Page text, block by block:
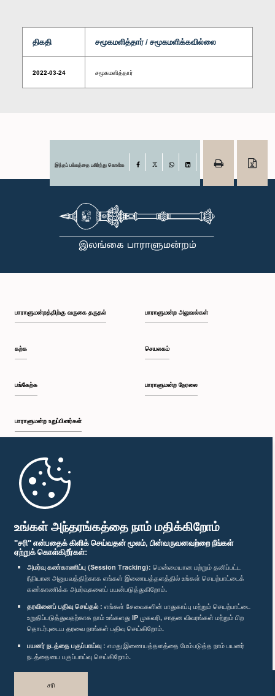
உங்கள் அந்தரங்கத்தை நாம் மதிக்கிறோம்
"சரி" என்பதைக் கிளிக் செய்வதன் மூலம், பின்வருவனவற்றை நீங்கள்
ஏற்றுக் கொள்கிறீர்கள்:
அமர்வு கண்காணிப்பு (Session Tracking): மென்மையான மற்றும் தனிப்பட்ட
ரீதியான அனுபவத்திற்காக எங்கள் இணையத்தளத்தில் உங்கள் செயற்பாட்டைக்
கண்காணிக்க அமர்வுகளைப் பயன்படுத்துகிறோம்.
தரவினைப் பதிவு செய்தல் : எங்கள் சேவைகளின் பாதுகாப்பு மற்றும் செயற்பாட்டை
உறுதிப்படுத்துவதற்காக நாம் உங்களது IP முகவரி, சாதன விவரங்கள் மற்றும் பிற
தொடர்புடைய தரவை நாங்கள் பதிவு செய்கிறோம்.
பயனர் நடத்தை பகுப்பாய்வு : எமது இணையத்தளத்தை மேம்படுத்த நாம் பயனர்
நடத்தையை பகுப்பாய்வு செய்கிறோம்.
சரி
திகதி சமூகமளித்தார் / சமூகமளிக்கவில்லை
2022-03-24 சமூகமளித்தார்
இந்தப் பக்கத்தை பகிர்ந்து கொள்க Facebook
பாராளுமன்றத்திற்கு வருகை தருதல்
கற்க
பங்கேற்க
பாராளுமன்ற உறுப்பினர்கள்
முதற்பக்கம்
பாராளுமன்ற அலுவல்கள்
செயலகம்
பாராளுமன்ற நேரலை
பாராளுமன்ற கையடக்க செயலி
எம்மை பின்தொடர்க :
விருதுகள்
தனியுரிமைக் கொள்கை